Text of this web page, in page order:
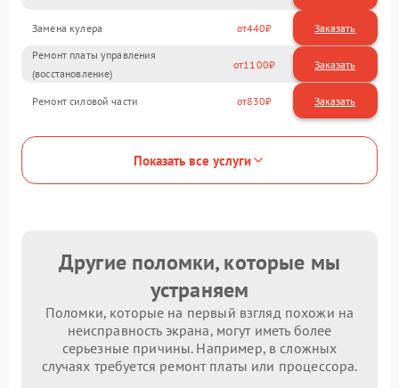
Замена кулера 440
Ремонт платы управления
(восстановление)
1100
Ремонт силовой части 830
Показать все услуги
Другие поломки, которые мы
устраняем
Поломки, которые на первый взгляд похожи на
неисправность экрана, могут иметь более
серьезные причины. Например, в сложных
случаях требуется ремонт платы или процессора.